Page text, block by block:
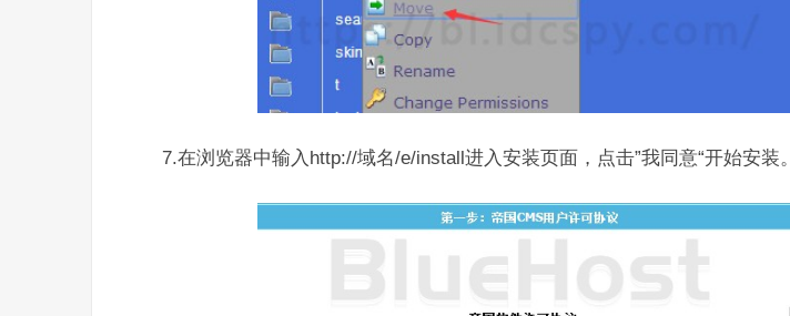
7.在浏览器中输入http://域名/e/install进入安装页面，点击”我同意“开始安装。